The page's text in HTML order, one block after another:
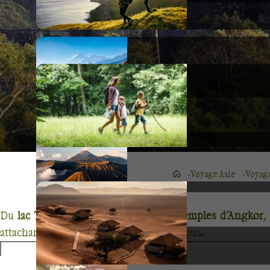
Voyage Asie
Dulac Tonlé Sapauxmerveilles destemples d'Angkor,
attachant où les sourires guideront vos pas.
Le Cambodge, c'est bien sûr les fabuleux vestiges des